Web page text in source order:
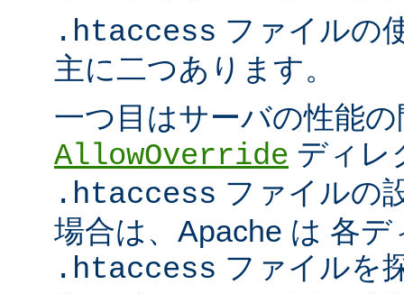
.htaccess ファイルの
主に二つあります。
一つ目はサーバの性能
AllowOverride ディレ
.htaccess ファイルの
場合は、Apache は 各
.htaccess ファイルを